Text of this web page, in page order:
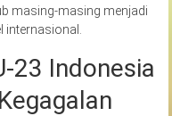
masing-masing menjadi
23 Indonesia